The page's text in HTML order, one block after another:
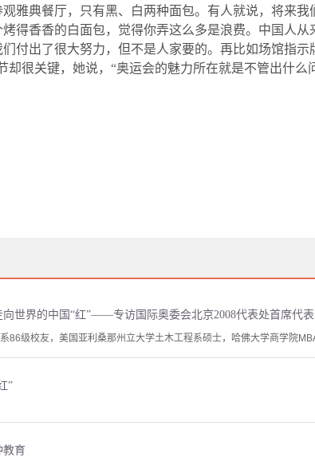
雅典餐厅，只有黑、白两种面包。有人就说，将来我
得香香的白面包，觉得你弄这么多是浪费。中国人
付出了很大努力，但不是人家要的。再比如场馆指示
却很关键，她说， “奥运会的魅力所在就是不管出什么
向世界的中国“红”——专访国际奥委会北京2008代表处首席代
86级校友，美国亚利桑那州立大学土木工程系硕士，哈佛大学商学院
”
教育